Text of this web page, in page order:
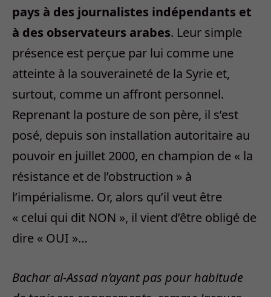
pays à des journalistes indépendants et
à des observateurs arabes. Leur simple
présence est perçue par lui comme une
atteinte à la souveraineté de la Syrie et,
surtout, comme un affront personnel.
Reprenant la posture de son père, il s’est
posé, depuis son installation autoritaire au
pouvoir en juillet 2000, en champion de « la
résistance et de l’obstruction » à
l’impérialisme. Or, alors qu’il veut être
« celui qui dit NON », il vient d’être obligé de
dire « OUI »…
Bachar al-Assad n’ayant pas pour habitude